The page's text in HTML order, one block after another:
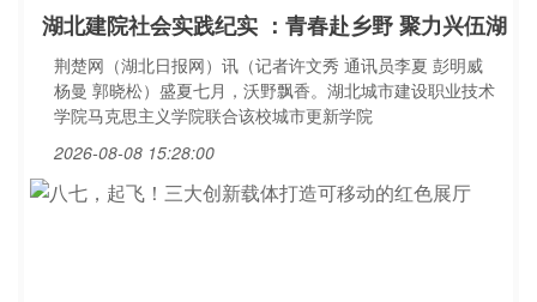
湖北建院社会实践纪实 ：青春赴乡野 聚力兴伍湖
荆楚网（湖北日报网）讯（记者许文秀 通讯员李夏 彭明威
杨曼 郭晓松）盛夏七月，沃野飘香。湖北城市建设职业技术
学院马克思主义学院联合该校城市更新学院
2026-08-08 15:28:00